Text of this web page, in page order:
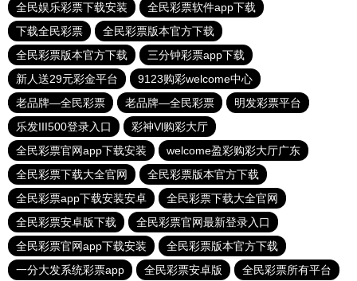
全民娱乐彩票下载安装
全民彩票软件app下载
下载全民彩票
全民彩票版本官方下载
全民彩票版本官方下载
三分钟彩票app下载
新人送29元彩金平台
9123购彩welcome中心
老品牌—全民彩票
老品牌—全民彩票
明发彩票平台
乐发III500登录入口
彩神Vl购彩大厅
全民彩票官网app下载安装
welcome盈彩购彩大厅广东
全民彩票下载大全官网
全民彩票版本官方下载
全民彩票app下载安装安卓
全民彩票下载大全官网
全民彩票安卓版下载
全民彩票官网最新登录入口
全民彩票官网app下载安装
全民彩票版本官方下载
一分大发系统彩票app
全民彩票安卓版 全民彩票所有平台